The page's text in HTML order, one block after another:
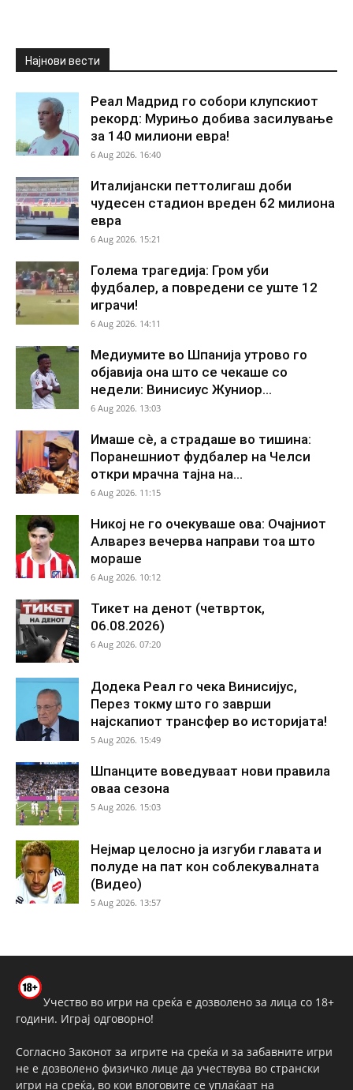
Најнови вести
Реал Мадрид го собори клупскиот
рекорд: Мурињо добива засилување
за 140 милиони евра!
6 Aug 2026. 16:40
Италијански петтолигаш доби
чудесен стадион вреден 62 милиона
евра
6 Aug 2026. 15:21
Голема трагедија: Гром уби
фудбалер, а повредени се уште 12
играчи!
6 Aug 2026. 14:11
Медиумите во Шпанија утрово го
објавија она што се чекаше со
недели: Винисиус Жуниор...
6 Aug 2026. 13:03
Имаше сè, а страдаше во тишина:
Поранешниот фудбалер на Челси
откри мрачна тајна на...
6 Aug 2026. 11:15
Никој не го очекуваше ова: Очајниот
Алварез вечерва направи тоа што
мораше
6 Aug 2026. 10:12
Тикет на денот (четврток,
06.08.2026)
6 Aug 2026. 07:20
Додека Реал го чека Винисијус,
Перез токму што го заврши
најскапиот трансфер во историјата!
5 Aug 2026. 15:49
Шпанците воведуваат нови правила
оваа сезона
5 Aug 2026. 15:03
Нејмар целосно ја изгуби главата и
полуде на пат кон соблекувалната
(Видео)
5 Aug 2026. 13:57
Учество во игри на среќа е дозволено за лица со 18+
години. Играј одговорно!
Согласно Законот за игрите на среќа и за забавните игри
не е дозволено физичко лице да учествува во странски
игри на среќа, во кои влоговите се уплаќаат на